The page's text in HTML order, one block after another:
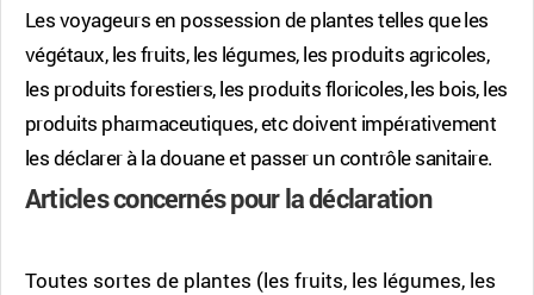
Les voyageurs en possession de plantes telles que les
végétaux, les fruits, les légumes, les produits agricoles,
les produits forestiers, les produits floricoles, les bois, les
produits pharmaceutiques, etc doivent impérativement
les déclarer à la douane et passer un contrôle sanitaire.
Articles concernés pour la déclaration
Toutes sortes de plantes (les fruits, les légumes, les